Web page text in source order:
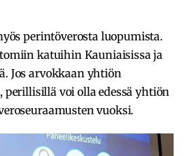
perintöverosta luopumista.
katuihin Kauniaisissa ja
Jos arvokkaan yhtiön
perillisillä voi olla edessä yhtiön
vuoksi.